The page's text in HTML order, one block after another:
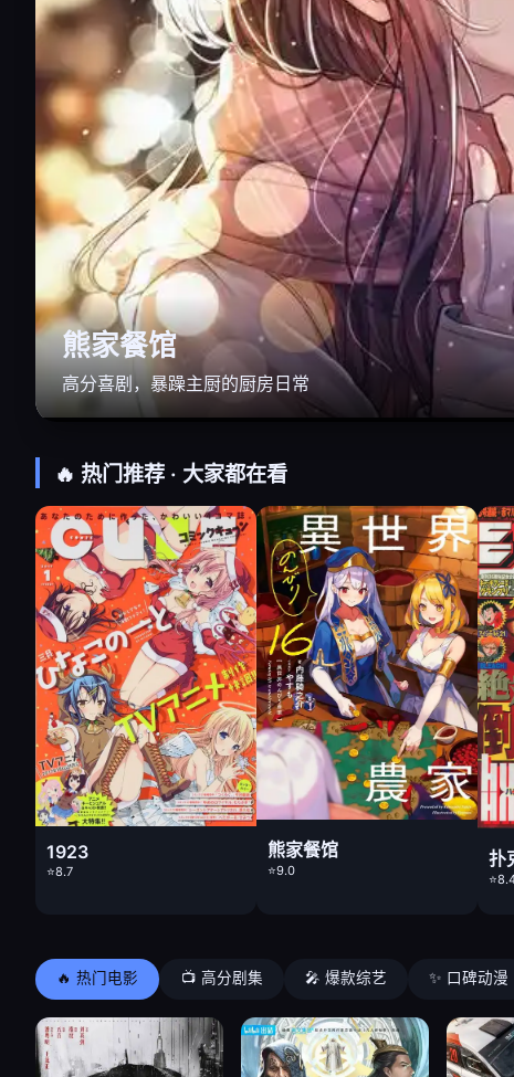
熊家餐馆
高分喜剧，暴躁主厨的厨房日常
🔥 热门推荐 · 大家都在看
1923
⭐8.7
熊家餐馆
⭐9.0
扑
🔥 热门电影 📺 高分剧集 🎤 爆款综艺 ✨ 口碑动漫